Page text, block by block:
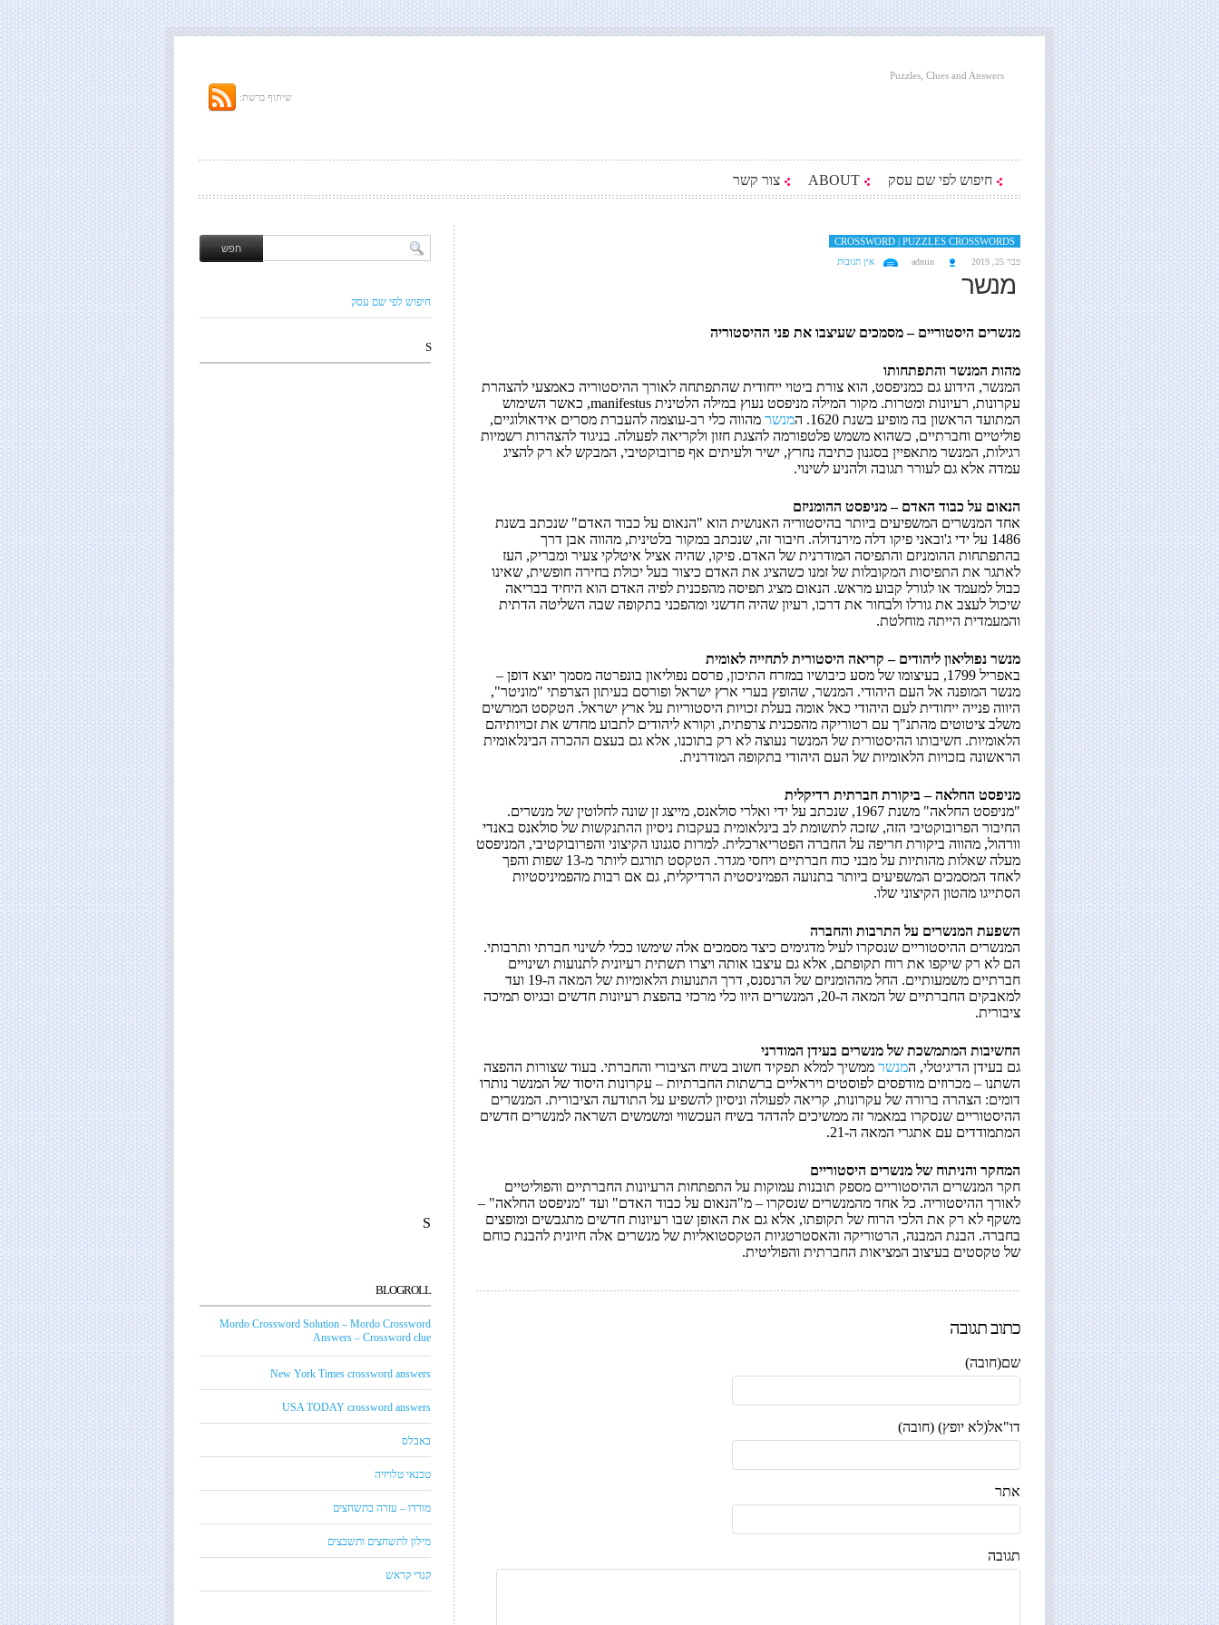
שיתוף ברשת:
חיפוש לפי שם עסק ABOUT צור קשר
CROSSWORD | PUZZLES CROSSWORDS
פבר 25, 2019 admin אין תגובות
מנשר
מנשרים היסטוריים – מסמכים שעיצבו את פני ההיסטוריה
מהות המנשר והתפתחותו
המנשר, הידוע גם כמניפסט, הוא צורת ביטוי ייחודית שהתפתחה לאורך ההיסטוריה כאמצעי להצהרת
עקרונות, רעיונות ומטרות. מקור המילה מניפסט נעוץ במילה הלטינית manifestus, כאשר השימוש
המתועד הראשון בה מופיע בשנת 1620. ה
מנשר מהווה כלי רב-עוצמה להעברת מסרים אידאולוגיים,
פוליטיים וחברתיים, כשהוא משמש פלטפורמה להצגת חזון ולקריאה לפעולה. בניגוד להצהרות רשמיות
רגילות, המנשר מתאפיין בסגנון כתיבה נחרץ, ישיר ולעיתים אף פרובוקטיבי, המבקש לא רק להציג
עמדה אלא גם לעורר תגובה ולהניע לשינוי.
הנאום על כבוד האדם – מניפסט ההומניזם
אחד המנשרים המשפיעים ביותר בהיסטוריה האנושית הוא "הנאום על כבוד האדם" שנכתב בשנת
1486 על ידי ג'ובאני פיקו דלה מירנדולה. חיבור זה, שנכתב במקור בלטינית, מהווה אבן דרך
בהתפתחות ההומניזם והתפיסה המודרנית של האדם. פיקו, שהיה אציל איטלקי צעיר ומבריק, העז
לאתגר את התפיסות המקובלות של זמנו כשהציג את האדם כיצור בעל יכולת בחירה חופשית, שאינו
כבול למעמד או לגורל קבוע מראש. הנאום מציג תפיסה מהפכנית לפיה האדם הוא היחיד בבריאה
שיכול לעצב את גורלו ולבחור את דרכו, רעיון שהיה חדשני ומהפכני בתקופה שבה השליטה הדתית
והמעמדית הייתה מוחלטת.
מנשר נפוליאון ליהודים – קריאה היסטורית לתחייה לאומית
באפריל 1799, בעיצומו של מסע כיבושיו במזרח התיכון, פרסם נפוליאון בונפרטה מסמך יוצא דופן –
מנשר המופנה אל העם היהודי. המנשר, שהופץ בערי ארץ ישראל ופורסם בעיתון הצרפתי "מוניטר",
היווה פנייה ייחודית לעם היהודי כאל אומה בעלת זכויות היסטוריות על ארץ ישראל. הטקסט המרשים
משלב ציטוטים מהתנ"ך עם רטוריקה מהפכנית צרפתית, וקורא ליהודים לתבוע מחדש את זכויותיהם
הלאומיות. חשיבותו ההיסטורית של המנשר נעוצה לא רק בתוכנו, אלא גם בעצם ההכרה הבינלאומית
הראשונה בזכויות הלאומיות של העם היהודי בתקופה המודרנית.
מניפסט החלאה – ביקורת חברתית רדיקלית
"מניפסט החלאה" משנת 1967, שנכתב על ידי ואלרי סולאנס, מייצג זן שונה לחלוטין של מנשרים.
החיבור הפרובוקטיבי הזה, שזכה לתשומת לב בינלאומית בעקבות ניסיון ההתנקשות של סולאנס באנדי
וורהול, מהווה ביקורת חריפה על החברה הפטריארכלית. למרות סגנונו הקיצוני והפרובוקטיבי, המניפסט
מעלה שאלות מהותיות על מבני כוח חברתיים ויחסי מגדר. הטקסט תורגם ליותר מ-13 שפות והפך
לאחד המסמכים המשפיעים ביותר בתנועה הפמיניסטית הרדיקלית, גם אם רבות מהפמיניסטיות
הסתייגו מהטון הקיצוני שלו.
השפעת המנשרים על התרבות והחברה
המנשרים ההיסטוריים שנסקרו לעיל מדגימים כיצד מסמכים אלה שימשו ככלי לשינוי חברתי ותרבותי.
הם לא רק שיקפו את רוח תקופתם, אלא גם עיצבו אותה ויצרו תשתית רעיונית לתנועות ושינויים
חברתיים משמעותיים. החל מההומניזם של הרנסנס, דרך התנועות הלאומיות של המאה ה-19 ועד
למאבקים החברתיים של המאה ה-20, המנשרים היוו כלי מרכזי בהפצת רעיונות חדשים ובגיוס תמיכה
ציבורית.
החשיבות המתמשכת של מנשרים בעידן המודרני
גם בעידן הדיגיטלי, המנשר ממשיך למלא תפקיד חשוב בשיח הציבורי והחברתי. בעוד שצורות ההפצה
השתנו – מכרוזים מודפסים לפוסטים ויראליים ברשתות החברתיות – עקרונות היסוד של המנשר נותרו
דומים: הצהרה ברורה של עקרונות, קריאה לפעולה וניסיון להשפיע על התודעה הציבורית. המנשרים
ההיסטוריים שנסקרו במאמר זה ממשיכים להדהד בשיח העכשווי ומשמשים השראה למנשרים חדשים
המתמודדים עם אתגרי המאה ה-21.
המחקר והניתוח של מנשרים היסטוריים
חקר המנשרים ההיסטוריים מספק תובנות עמוקות על התפתחות הרעיונות החברתיים והפוליטיים
לאורך ההיסטוריה. כל אחד מהמנשרים שנסקרו – מ"הנאום על כבוד האדם" ועד "מניפסט החלאה" –
משקף לא רק את הלכי הרוח של תקופתו, אלא גם את האופן שבו רעיונות חדשים מתגבשים ומופצים
בחברה. הבנת המבנה, הרטוריקה והאסטרטגיות הטקסטואליות של מנשרים אלה חיונית להבנת כוחם
של טקסטים בעיצוב המציאות החברתית והפוליטית.
כתוב תגובה
שם(חובה)
דו"אל(לא יופץ) (חובה)
אתר
תגובה
חיפוש לפי שם עסק
S
S
BLOGROLL
Mordo Crossword Solution – Mordo Crossword
Answers – Crossword clue
New York Times crossword answers
USA TODAY crossword answers
באבלס
טכנאי טלויזיה
מורדו – עזרה בתשחצים
מילון לתשחצים ותשבצים
קנדי קראש